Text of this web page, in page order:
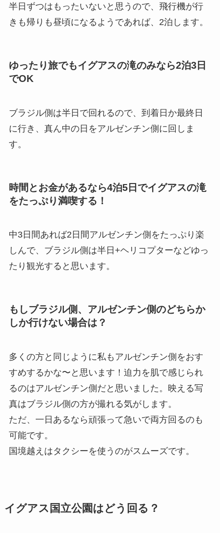
半日ずつはもったいないと思うので、飛行機が行
きも帰りも昼頃になるようであれば、2泊します。
ゆったり旅でもイグアスの滝のみなら2泊3日
でOK
ブラジル側は半日で回れるので、到着日か最終日
に行き、真ん中の日をアルゼンチン側に回しま
す。
時間とお金があるなら4泊5日でイグアスの滝
をたっぷり満喫する！
中3日間あれば2日間アルゼンチン側をたっぷり楽
しんで、ブラジル側は半日+ヘリコプターなどゆっ
たり観光すると思います。
もしブラジル側、アルゼンチン側のどちらか
しか行けない場合は？
多くの方と同じように私もアルゼンチン側をおす
すめするかな〜と思います！迫力を肌で感じられ
るのはアルゼンチン側だと思いました。映える写
真はブラジル側の方が撮れる気がします。
ただ、一日あるなら頑張って急いで両方回るのも
可能です。
国境越えはタクシーを使うのがスムーズです。
イグアス国立公園はどう回る？